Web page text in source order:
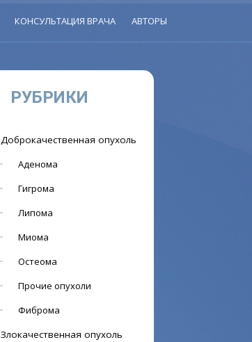
КОНСУЛЬТАЦИЯ ВРАЧА АВТОРЫ
РУБРИКИ
Доброкачественная опухоль
Аденома
Гигрома
Липома
Миома
Остеома
Прочие опухоли
Фиброма
Злокачественная опухоль